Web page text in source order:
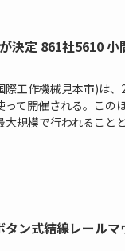
決定 861社5610
際工作機械見本市)は
て開催される。この
規模で行われること
ン式結線レールマ